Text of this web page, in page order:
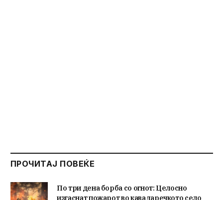
ПРОЧИТАЈ ПОВЕЌЕ
По три дена борба со огнот: Целосно
изгаснат пожарот во кавадаречкото село